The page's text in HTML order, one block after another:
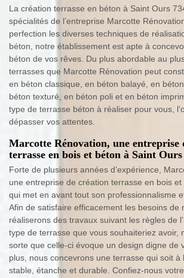
La création terrasse en béton à Saint Ours
spécialités de l’entreprise Marcotte
perfection les diverses techniques de
béton, notre établissement est apte à
béton de vos rêves. Du plus abordable au
terrasses que Marcotte Rénovation peut
en béton classique, en béton balayé, en
béton texturé, en béton poli et en béton
type de terrasse béton à réaliser pour vous,
dépasser vos attentes.
Marcotte Rénovation, une entreprise
terrasse en bois et béton à Saint Ours
Forte de plusieurs années d’expérience,
une entreprise de création terrasse en bois
qui met en avant tout son professionnalisme
Afin de satisfaire efficacement les besoins de
réaliserons des travaux suivant les règles de
type de terrasse que vous souhaiteriez avoir,
sorte que celle-ci évoque un design digne de
plus, nous concevrons une terrasse qui soit à
stable, étanche et durable. Confiez-nous